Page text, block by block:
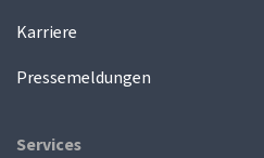
Karriere
Pressemeldungen
Services